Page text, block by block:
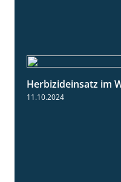
Herbizideinsatz im
11.10.2024